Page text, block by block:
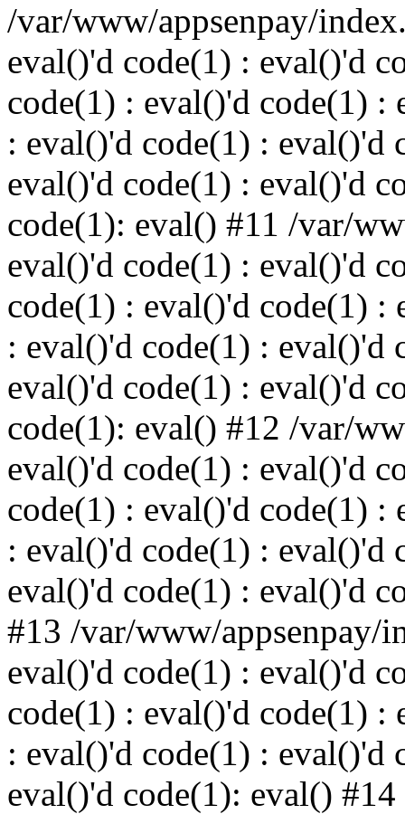
/var/www/appsenpay/
eval()'d code(1) : eval()'d
code(1) : eval()'d code(1) :
: eval()'d code(1) : eval()'d
eval()'d code(1) : eval()'d
code(1): eval() #11 /var/
eval()'d code(1) : eval()'d
code(1) : eval()'d code(1) :
: eval()'d code(1) : eval()'d
eval()'d code(1) : eval()'d
code(1): eval() #12 /var/
eval()'d code(1) : eval()'d
code(1) : eval()'d code(1) :
: eval()'d code(1) : eval()'d
eval()'d code(1) : eval()'d
#13 /var/www/appsenpay/
eval()'d code(1) : eval()'d
code(1) : eval()'d code(1) :
: eval()'d code(1) : eval()'d
eval()'d code(1): eval() #14